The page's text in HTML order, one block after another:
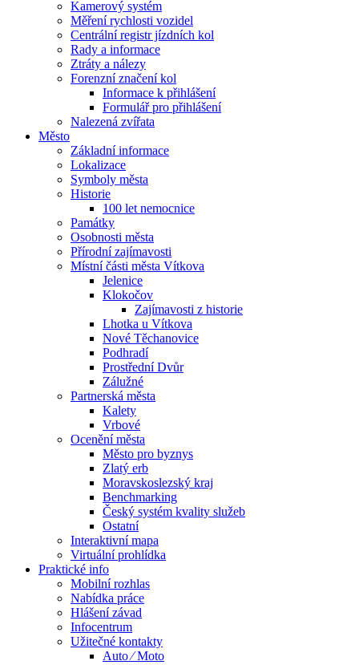
Kamerový systém
Měření rychlosti vozidel
Centrální registr jízdních kol
Rady a informace
Ztráty a nálezy
Forenzní značení kol
Informace k přihlášení
Formulář pro přihlášení
Nalezená zvířata
Město
Základní informace
Lokalizace
Symboly města
Historie
100 let nemocnice
Památky
Osobnosti města
Přírodní zajímavosti
Místní části města Vítkova
Jelenice
Klokočov
Zajímavosti z historie
Lhotka u Vítkova
Nové Těchanovice
Podhradí
Prostřední Dvůr
Zálužné
Partnerská města
Kalety
Vrbové
Ocenění města
Město pro byznys
Zlatý erb
Moravskoslezský kraj
Benchmarking
Český systém kvality služeb
Ostatní
Interaktivní mapa
Virtuální prohlídka
Praktické info
Mobilní rozhlas
Nabídka práce
Hlášení závad
Infocentrum
Užitečné kontakty
Auto ⁄ Moto